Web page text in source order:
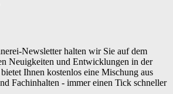
Newsletter halten wir Sie auf dem
Neuigkeiten und Entwicklungen in der
Ihnen kostenlos eine Mischung aus
Fachinhalten - immer einen Tick schneller